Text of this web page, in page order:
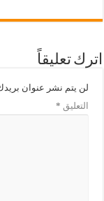
اترك تعليقاً
لن يتم نشر عنوان
التعليق *